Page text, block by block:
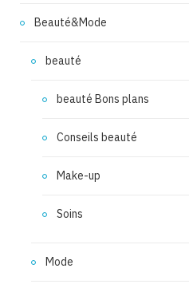
Beauté&Mode
beauté
beauté Bons plans
Conseils beauté
Make-up
Soins
Mode